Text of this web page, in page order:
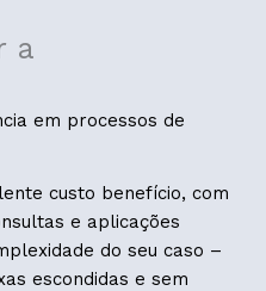
a
em processos de
custo benefício, com
e aplicações
do seu caso –
escondidas e sem